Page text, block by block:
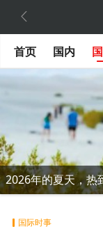

首页 国内
2026年的夏天，热
国际时事